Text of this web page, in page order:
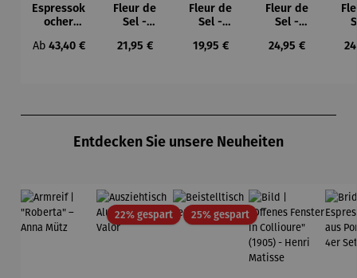
Espressok
ocher
set –
Regulärer Preis:
Ab 43,40 €
Fleur de
Sel -
box
Regulärer Preis:
21,95 €
Fleur de
Sel -
box
Regulärer Preis:
19,95 €
Fleur de
Sel -
box
Regulärer Preis:
24,95 €
Entdecken Sie unsere Neuheiten
22% gespartRabatt25% gespartRabatt